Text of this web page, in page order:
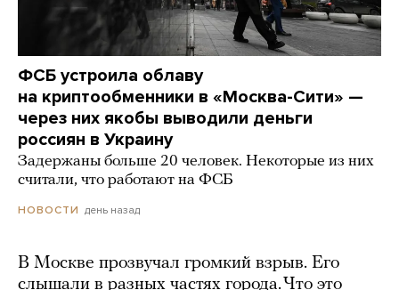
ФСБ устроила облаву
на криптообменники в «Москва-Сити» —
через них якобы выводили деньги
россиян в Украину
Задержаны больше 20 человек. Некоторые из них
считали, что работают на ФСБ
НОВОСТИ день назад
В Москве прозвучал громкий взрыв. Его
слышали в разных частях города. Что это